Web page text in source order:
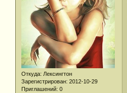
Откуда: Лексингтон
Зарегистрирован: 2012-10-29
Приглашений: 0